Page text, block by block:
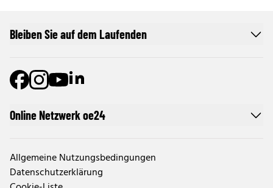
Online Netzwerk oe24
Allgemeine Nutzungsbedingungen
Datenschutzerklärung
Bleiben Sie auf dem Laufenden